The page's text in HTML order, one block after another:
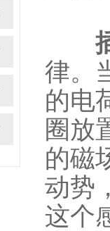
律。
的电
圈放
的磁
动势
这个